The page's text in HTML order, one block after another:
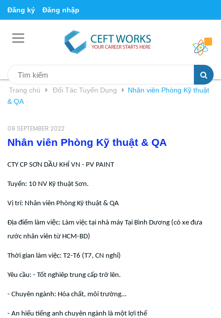
Đăng ký Đăng nhập
Trang chủ Đối Tác Tuyển Dụng
Nhân viên Phòng Kỹ thuật
& QA
09 SEPTEMBER 2022
Nhân viên Phòng Kỹ thuật & QA
CTY CP SƠN DẦU KHÍ VN - PV PAINT
Tuyển: 10 NV Kỹ thuật Sơn.
Vị trí: Nhân viên Phòng Kỹ thuật & QA
Địa điểm làm việc: Làm việc tại nhà máy Tại Bình Dương (có xe đưa
rước nhân viên từ HCM-BD)
Thời gian làm việc: T2-T6 (T7, CN nghỉ)
Yêu cầu: - Tốt nghiêp trung cấp trở lên.
- Chuyên ngành: Hóa chất, môi trường…
- An hiểu tiếng anh chuyên ngành là một lợi thế